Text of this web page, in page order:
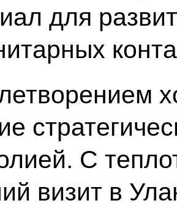
для
С
визит в